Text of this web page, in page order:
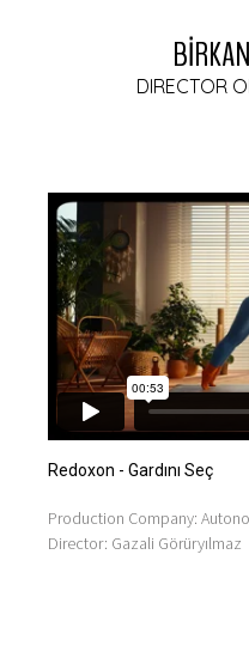
DIRECTOR
Redoxon - Gardını Seç
Production Company:
Director: Gazali Görüryılmaz